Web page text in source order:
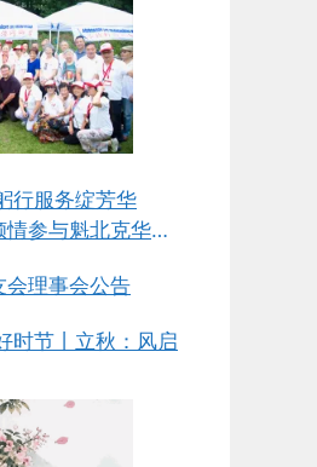
行服务绽芳华
参与魁北克华人
会理事会公告
时节丨立秋：风启